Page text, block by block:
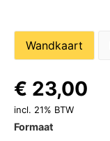
Wandkaart
Formaat
€ 23,00
incl. 21% BTW